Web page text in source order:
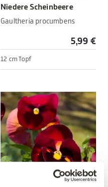
Niedere Scheinbeere
Gaultheria procumbens
5,99 €
12 cm Topf